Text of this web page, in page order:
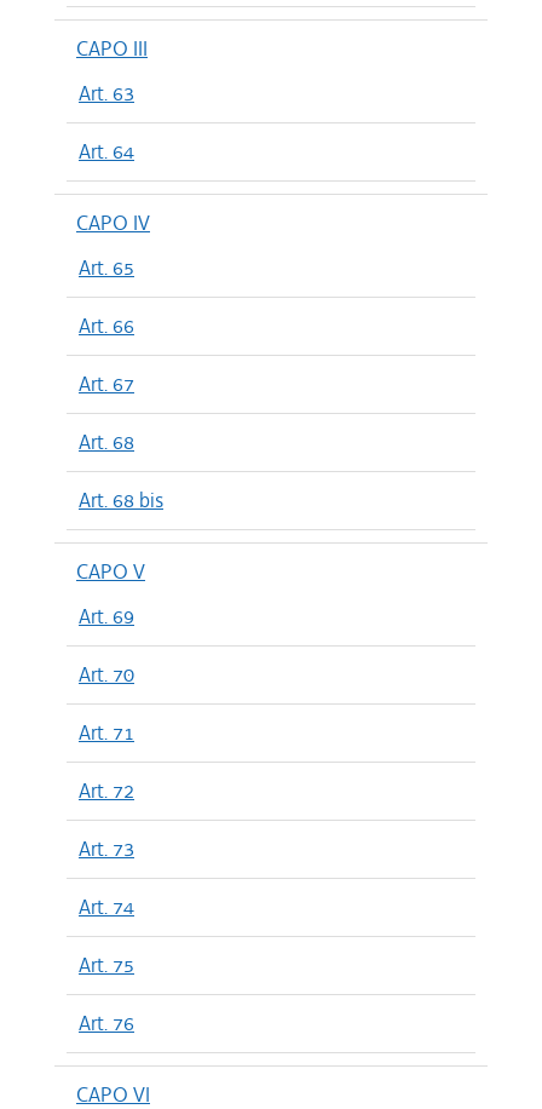
CAPO III
Art. 63
Art. 64
CAPO IV
Art. 65
Art. 66
Art. 67
Art. 68
Art. 68 bis
CAPO V
Art. 69
Art. 70
Art. 71
Art. 72
Art. 73
Art. 74
Art. 75
Art. 76
CAPO VI